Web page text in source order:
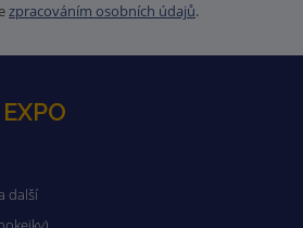
zpracováním osobních údajů.
další